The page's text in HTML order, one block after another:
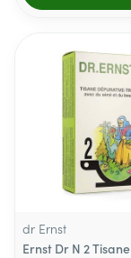
dr Ernst
Ernst Dr N 2 Tisane